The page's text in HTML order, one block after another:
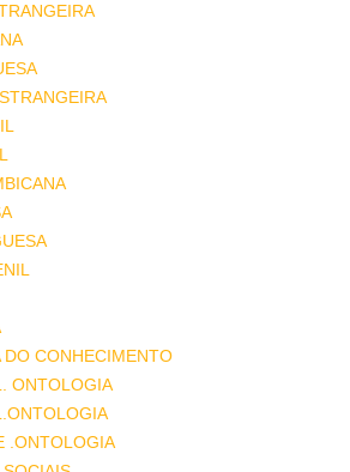
CONHECIMENTO
ONTOLOGIA
.ONTOLOGIA